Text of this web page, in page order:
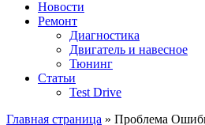
Новости
Ремонт
Диагностика
Двигатель и навесное
Тюнинг
Статьи
Test Drive
Главная страница » Проблема